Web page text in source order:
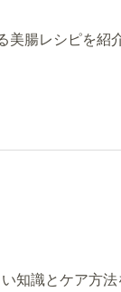
美腸レシピを紹
知識とケア方